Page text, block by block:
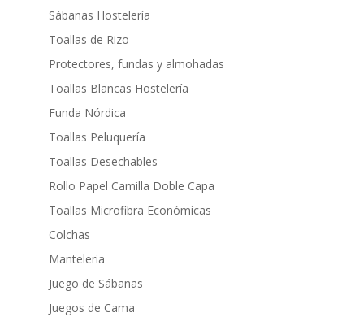
Sábanas Hostelería
Toallas de Rizo
Protectores, fundas y almohadas
Toallas Blancas Hostelería
Funda Nórdica
Toallas Peluquería
Toallas Desechables
Rollo Papel Camilla Doble Capa
Toallas Microfibra Económicas
Colchas
Manteleria
Juego de Sábanas
Juegos de Cama